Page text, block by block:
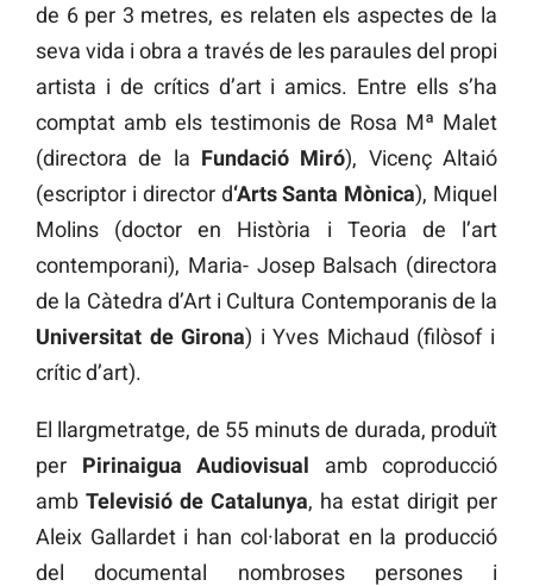
de 6 per 3 metres, es relaten els aspectes de la
seva vida i obra a través de les paraules del propi
artista i de crítics d’art i amics. Entre ells s’ha
comptat amb els testimonis de Rosa Mª Malet
(directora de la Fundació Miró), Vicenç Altaió
(escriptor i director d‘Arts Santa Mònica), Miquel
Molins (doctor en Història i Teoria de l’art
contemporani), Maria- Josep Balsach (directora
de la Càtedra d’Art i Cultura Contemporanis de la
Universitat de Girona) i Yves Michaud (filòsof i
crític d’art).
El llargmetratge, de 55 minuts de durada, produït
per Pirinaigua Audiovisual amb coproducció
amb Televisió de Catalunya, ha estat dirigit per
Aleix Gallardet i han col·laborat en la producció
del documental nombroses persones i